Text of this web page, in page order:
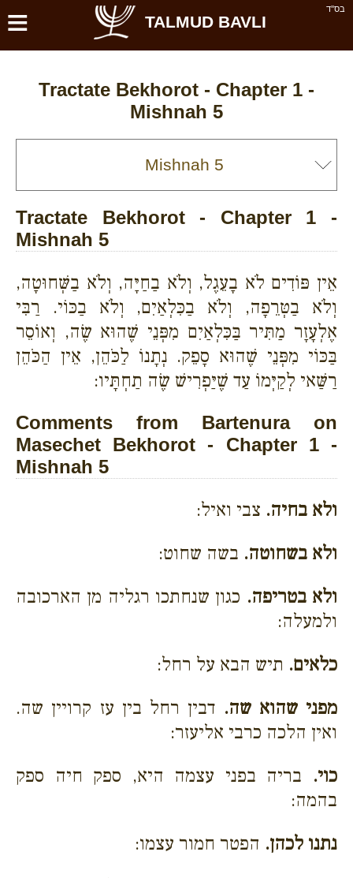
בס''ד ≡ TALMUD BAVLI
Tractate Bekhorot - Chapter 1 -
Mishnah 5
Tractate Bekhorot - Chapter 1 -
Mishnah 5
אֵין פּוֹדִים לֹא בָעֵגֶל, וְלֹא בַחַיָּה, וְלֹא בַשְּׁחוּטָה,
וְלֹא בַטְּרֵפָה, וְלֹא בַכִּלְאַיִם, וְלֹא בַכּוֹי. רַבִּי
אֶלְעָזָר מַתִּיר בַּכִּלְאַיִם מִפְּנֵי שֶׁהוּא שֶׂה, וְאוֹסֵר
בַּכּוֹי מִפְּנֵי שֶׁהוּא סָפֵק. נְתָנוֹ לַכֹּהֵן, אֵין הַכֹּהֵן
רַשַּׁאי לְקַיְּמוֹ עַד שֶׁיַּפְרִישׁ שֶׂה תַחְתָּיו:
Comments from Bartenura on
Masechet Bekhorot - Chapter 1 -
Mishnah 5
ולא בחיה. צבי ואיל:
ולא בשחוטה. בשה שחוט:
ולא בטריפה. כגון שנחתכו רגליה מן הארכובה
ולמעלה:
כלאים. תיש הבא על רחל:
מפני שהוא שה. דבין רחל בין עז קרויין שה.
ואין הלכה כרבי אליעזר:
כוי. בריה בפני עצמה היא, ספק חיה ספק
בהמה:
נתנו לכהן. הפטר חמור עצמו: